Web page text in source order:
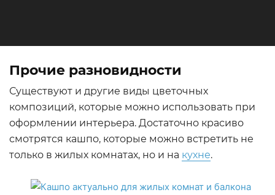
Прочие разновидности
Существуют и другие виды цветочных
композиций, которые можно использовать при
оформлении интерьера. Достаточно красиво
смотрятся кашпо, которые можно встретить не
только в жилых комнатах, но и на кухне.